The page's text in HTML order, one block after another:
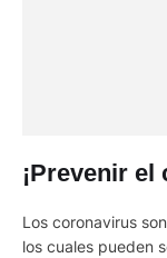
¡Prevenir el
Los coronavirus
los cuales pueden